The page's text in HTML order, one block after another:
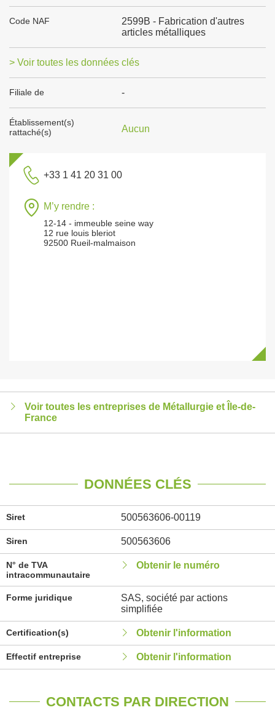
Code NAF
2599B - Fabrication d'autres
articles métalliques
> Voir toutes les données clés
Filiale de -
Établissement(s)
rattaché(s)
Aucun
+33 1 41 20 31 00
M’y rendre :
12-14 - immeuble seine way
12 rue louis bleriot
92500 Rueil-malmaison
Voir toutes les entreprises de Métallurgie et Île-de-
France
DONNÉES CLÉS
Siret 500563606-00119
Siren 500563606
N° de TVA
intracommunautaire
Obtenir le numéro
Forme juridique
SAS, société par actions
simplifiée
Certification(s) Obtenir l'information
Effectif entreprise Obtenir l'information
CONTACTS PAR DIRECTION